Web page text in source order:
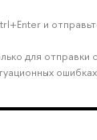
и
для отправки